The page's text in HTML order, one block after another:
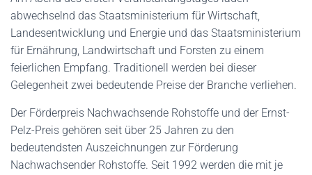
abwechselnd das Staatsministerium für Wirtschaft,
Landesentwicklung und Energie und das Staatsministerium
für Ernährung, Landwirtschaft und Forsten zu einem
feierlichen Empfang. Traditionell werden bei dieser
Gelegenheit zwei bedeutende Preise der Branche verliehen.
Der Förderpreis Nachwachsende Rohstoffe und der Ernst-
Pelz-Preis gehören seit über 25 Jahren zu den
bedeutendsten Auszeichnungen zur Förderung
Nachwachsender Rohstoffe. Seit 1992 werden die mit je